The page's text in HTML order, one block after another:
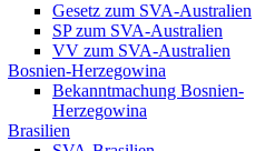
Gesetz zum SVA-Australien
SP zum SVA-Australien
VV zum SVA-Australien
Bosnien-Herzegowina
Bekanntmachung Bosnien-
Herzegowina
Brasilien